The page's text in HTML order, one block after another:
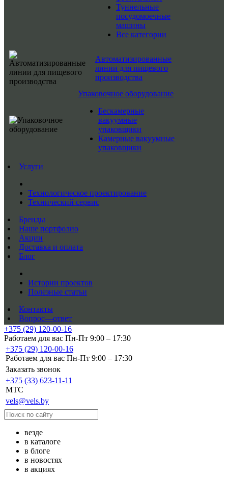
Туннельные
посудомоечные
машины
Все категории
Автоматизированные
линии для пищевого
производства
Упаковочное оборудование
Бескамерные
вакуумные
упаковщики
Камерные вакуумные
упаковщики
Услуги
Технологическое проектирование
Технический сервис
Бренды
Наше портфолио
Акции
Доставка и оплата
Блог
Истории проектов
Полезные статьи
Контакты
Вопрос—ответ
+375 (29) 120-00-16
Работаем для вас Пн-Пт 9:00 – 17:30
+375 (29) 120-00-16
Работаем для вас Пн-Пт 9:00 – 17:30
Заказать звонок
+375 (33) 623-11-11
MTC
vels@vels.by
везде
в каталоге
в блоге
в новостях
в акциях